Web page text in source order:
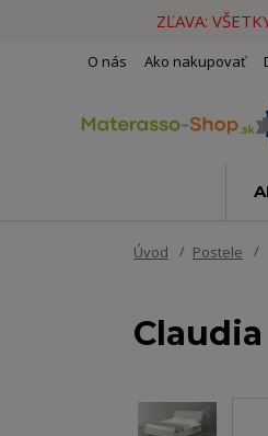
ZĽAVA:
O nás Ako nakupovať
Úvod Postele
Claudia